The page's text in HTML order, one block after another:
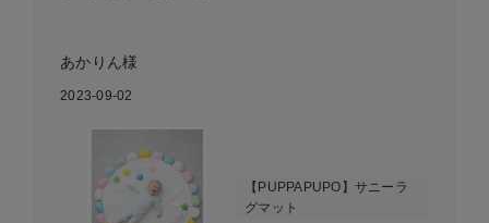
あかりん様
2023-09-02
【PUPPAPUPO】サニーラ
グマット